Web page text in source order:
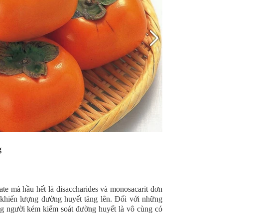
mà hầu hết là disaccharides và monosacarit đơn
lượng đường huyết tăng lên. Đối với những
người kém kiểm soát đường huyết là vô cùng có